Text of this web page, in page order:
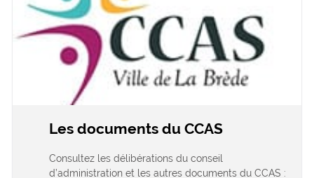
Les documents du CCAS
Consultez les délibérations du conseil
d’administration et les autres documents du CCAS :